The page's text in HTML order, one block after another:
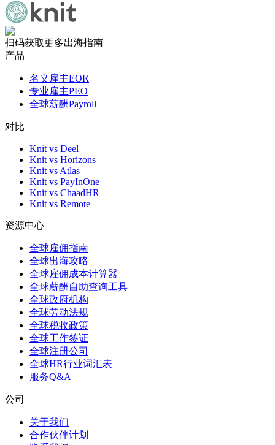
扫码获取更多出海指南
产品
名义雇主EOR
专业雇主PEO
全球薪酬Payroll
对比
Knit vs Deel
Knit vs Horizons
Knit vs Atlas
Knit vs PayInOne
Knit vs ChaadHR
Knit vs Remote
资源中心
全球雇佣指南
全球出海攻略
全球雇佣成本计算器
全球薪酬自助查询工具
全球政府机构
全球劳动法规
全球税收政策
全球工作签证
全球注册公司
全球HR行业词汇表
服务Q&A
公司
关于我们
合作伙伴计划